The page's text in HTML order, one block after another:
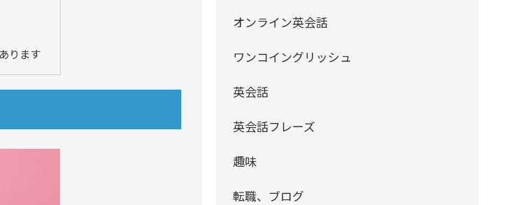
ります
オンライン英会話
ワンコイングリッシュ
英会話
英会話フレーズ
趣味
転職、ブログ